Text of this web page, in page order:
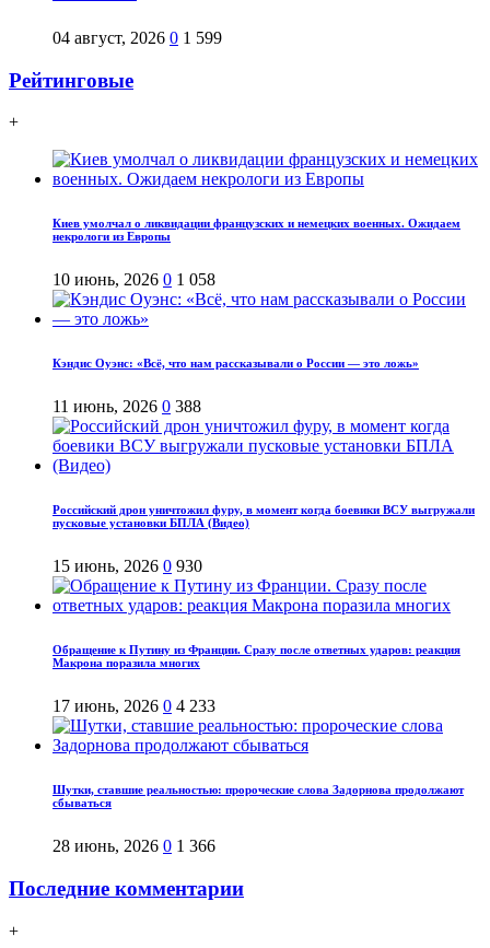
04 август, 2026 0 1 599
Рейтинговые
+
Киев умолчал о ликвидации французских и немецких военных. Ожидаем
некрологи из Европы
10 июнь, 2026 0 1 058
Кэндис Оуэнс: «Всё, что нам рассказывали о России — это ложь»
11 июнь, 2026 0 388
Российский дрон уничтожил фуру, в момент когда боевики ВСУ выгружали
пусковые установки БПЛА (Видео)
15 июнь, 2026 0 930
Обращение к Путину из Франции. Сразу после ответных ударов: реакция
Макрона поразила многих
17 июнь, 2026 0 4 233
Шутки, ставшие реальностью: пророческие слова Задорнова продолжают
сбываться
28 июнь, 2026 0 1 366
Последние комментарии
+